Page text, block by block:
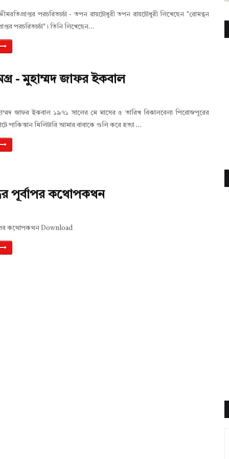
পরচরিতচর্চা - তপন রায়চৌধুরী তপন রায়চৌধুরী লিখেছেন "রোমন্থন
পরচরিতচর্চা"। তিনি লিখেছেন…
- মুহাম্মদ জাফর ইকবাল
জাফর ইকবাল ১৯৭১ সালের মে মাসের ৫ তারিখ বিকালবেলা পিরোজপুরের
পাকিস্তান মিলিটারি আমার বাবাকে গুলি করে হত্যা …
পূর্বাপর কথোপকথন
কথোপকথন Download